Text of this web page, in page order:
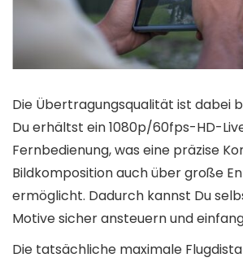
Die Übertragungsqualität ist dabei
Du erhältst ein 1080p/60fps-HD-
Fernbedienung, was eine präzise
Bildkomposition auch über große
ermöglicht. Dadurch kannst Du
Motive sicher ansteuern und
Die tatsächliche maximale